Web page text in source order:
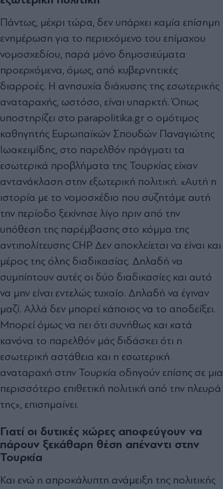
Πάντως, μέχρι τώρα, δεν υπάρχει καμία επίσημη
ενημέρωση για το περιεχόμενο του επίμαχου
νομοσχεδίου, παρά μόνο δημοσιεύματα
προερχόμενα, όμως, από κυβερνητικές
διαρροές. Η ανησυχία διάχυσης της εσωτερικής
αναταραχής, ωστόσο, είναι υπαρκτή. Όπως
υποστηρίζει στο parapolitika.gr ο ομότιμος
καθηγητής Ευρωπαϊκών Σπουδών Παναγιώτης
Ιωακειμίδης, στο παρελθόν πράγματι τα
εσωτερικά προβλήματα της Τουρκίας είχαν
αντανάκλαση στην εξωτερική πολιτική. «Αυτή η
ιστορία με το νομοσχέδιο που συζητάμε αυτή
την περίοδο ξεκίνησε λίγο πριν από την
υπόθεση της παρέμβασης στο κόμμα της
αντιπολίτευσης CHP. Δεν αποκλείεται να είναι και
μέρος της όλης διαδικασίας. Δηλαδή να
συμπίπτουν αυτές οι δύο διαδικασίες και αυτό
να μην είναι εντελώς τυχαίο. Δηλαδή να έγιναν
μαζί. Αλλά δεν μπορεί κάποιος να το αποδείξει.
Μπορεί όμως να πει ότι συνήθως και κατά
κανόνα το παρελθόν μάς διδάσκει ότι η
εσωτερική αστάθεια και η εσωτερική
αναταραχή στην Τουρκία οδηγούν επίσης σε μια
περισσότερο επιθετική πολιτική από την πλευρά
της», επισημαίνει.
Γιατί οι δυτικές χώρες αποφεύγουν να
πάρουν ξεκάθαρη θέση απέναντι στην
Τουρκία
Και ενώ η απροκάλυπτη ανάμειξη της πολιτικής